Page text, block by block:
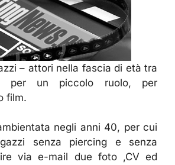
– attori nella fascia di età tra
per un piccolo ruolo, per
film.
negli anni 40, per cui
senza piercing e senza
via e-mail due foto ,CV ed